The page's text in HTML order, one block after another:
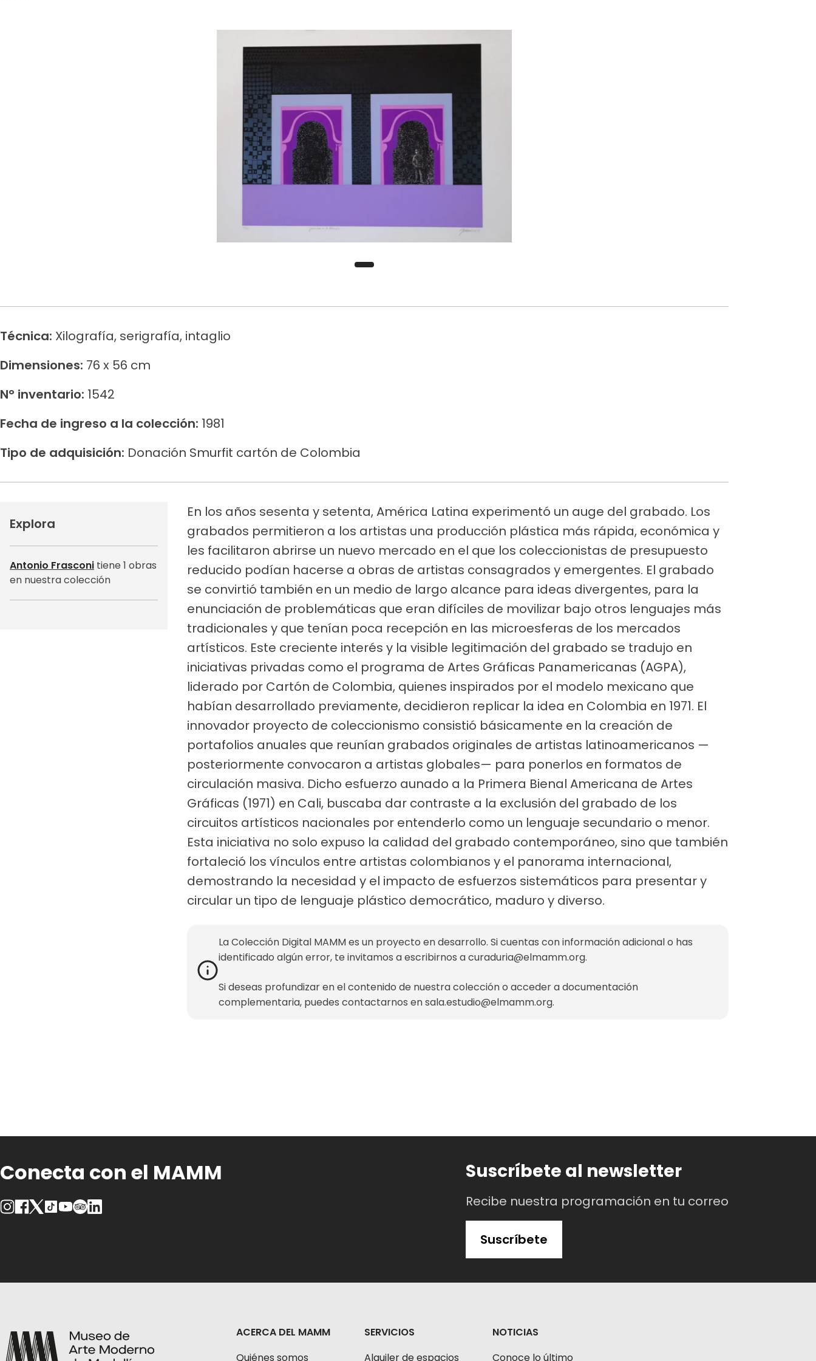
Técnica: Xilografía, serigrafía, intaglio
Dimensiones: 76 x 56 cm
N° inventario: 1542
Fecha de ingreso a la colección: 1981
Tipo de adquisición: Donación Smurfit cartón de Colombia
En los años sesenta y setenta, América Latina experimentó un auge del grabado. Los
grabados permitieron a los artistas una producción plástica más rápida, económica y
les facilitaron abrirse un nuevo mercado en el que los coleccionistas de presupuesto
reducido podían hacerse a obras de artistas consagrados y emergentes. El grabado
se convirtió también en un medio de largo alcance para ideas divergentes, para la
enunciación de problemáticas que eran difíciles de movilizar bajo otros lenguajes más
tradicionales y que tenían poca recepción en las microesferas de los mercados
artísticos. Este creciente interés y la visible legitimación del grabado se tradujo en
iniciativas privadas como el programa de Artes Gráficas Panamericanas (AGPA),
liderado por Cartón de Colombia, quienes inspirados por el modelo mexicano que
habían desarrollado previamente, decidieron replicar la idea en Colombia en 1971. El
innovador proyecto de coleccionismo consistió básicamente en la creación de
portafolios anuales que reunían grabados originales de artistas latinoamericanos —
posteriormente convocaron a artistas globales— para ponerlos en formatos de
circulación masiva. Dicho esfuerzo aunado a la Primera Bienal Americana de Artes
Gráficas (1971) en Cali, buscaba dar contraste a la exclusión del grabado de los
circuitos artísticos nacionales por entenderlo como un lenguaje secundario o menor.
Esta iniciativa no solo expuso la calidad del grabado contemporáneo, sino que también
fortaleció los vínculos entre artistas colombianos y el panorama internacional,
demostrando la necesidad y el impacto de esfuerzos sistemáticos para presentar y
circular un tipo de lenguaje plástico democrático, maduro y diverso.
La Colección Digital MAMM es un proyecto en desarrollo. Si cuentas con información adicional o has
identificado algún error, te invitamos a escribirnos acuraduria@elmamm.org.
Si deseas profundizar en el contenido de nuestra colección o acceder a documentación
complementaria, puedes contactarnos ensala.estudio@elmamm.org.
Explora
Antonio Frasconi tiene 1 obras
en nuestra colección
Conecta con el MAMM Suscríbete al newsletter
Recibe nuestra programación en tu correo
Suscríbete
ACERCA DEL MAMM
Quiénes somos
SERVICIOS
Alquiler de espacios
NOTICIAS
Conoce lo último